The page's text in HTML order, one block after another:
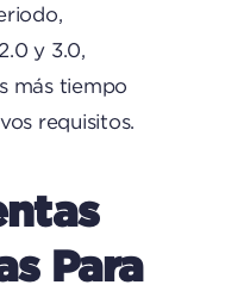
y 3.0,
más tiempo
requisitos.
Para